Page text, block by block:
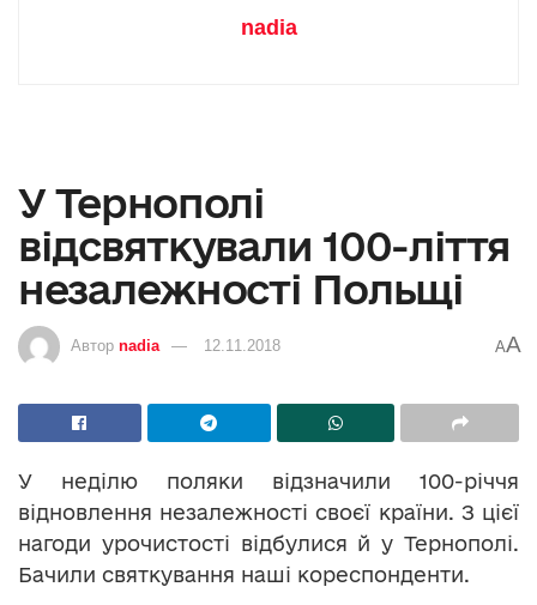
nadia
У Тернополі
відсвяткували 100-ліття
незалежності Польщі
Автор nadia 12.11.2018 AA
У неділю поляки відзначили 100-річчя
відновлення незалежності своєї країни. З цієї
нагоди урочистості відбулися й у Тернополі.
Бачили святкування наші кореспонденти.